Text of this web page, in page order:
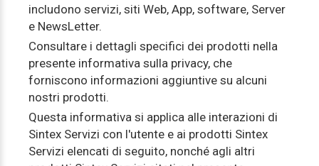
includono servizi, siti Web, App, software, Server
e NewsLetter.
Consultare i dettagli specifici dei prodotti nella
presente informativa sulla privacy, che
forniscono informazioni aggiuntive su alcuni
nostri prodotti.
Questa informativa si applica alle interazioni di
Sintex Servizi con l'utente e ai prodotti Sintex
Servizi elencati di seguito, nonché agli altri